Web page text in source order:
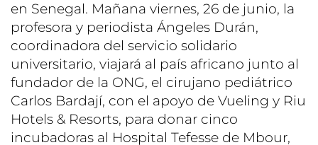
en Senegal. Mañana viernes, 26 de junio, la
profesora y periodista Ángeles Durán,
coordinadora del servicio solidario
universitario, viajará al país africano junto al
fundador de la ONG, el cirujano pediátrico
Carlos Bardají, con el apoyo de Vueling y Riu
Hotels & Resorts, para donar cinco
incubadoras al Hospital Tefesse de Mbour,